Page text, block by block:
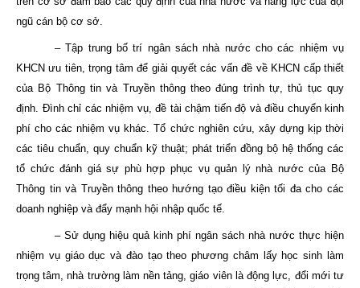
ngũ cán bộ cơ sở.
– Tập trung bố trí ngân sách nhà nước cho các nhiệm vụ
KHCN ưu tiên, trọng tâm để giải quyết các vấn đề về KHCN cấp thiết
của Bộ Thông tin và Truyền thông theo đúng trình tự, thủ tục quy
định. Đình chỉ các nhiệm vụ, đề tài chậm tiến độ và điều chuyển kinh
phí cho các nhiệm vụ khác. Tổ chức nghiên cứu, xây dựng kịp thời
các tiêu chuẩn, quy chuẩn kỹ thuật; phát triển đồng bộ hệ thống các
tổ chức đánh giá sự phù hợp phục vụ quản lý nhà nước của Bộ
Thông tin và Truyền thông theo hướng tạo điều kiện tối đa cho các
doanh nghiệp và đẩy mạnh hội nhập quốc tế.
– Sử dụng hiệu quả kinh phí ngân sách nhà nước thực hiện
nhiệm vụ giáo dục và đào tạo theo phương châm lấy học sinh làm
trọng tâm, nhà trường làm nền tảng, giáo viên là động lực, đổi mới tư